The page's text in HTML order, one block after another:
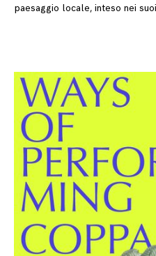
paesaggio locale, inteso nei